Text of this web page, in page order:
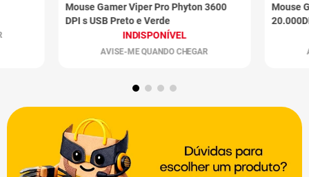
Mouse Gamer Viper Pro Phyton 3600
DPI s USB Preto e Verde
INDISPONÍVEL
AVISE-ME QUANDO CHEGAR
Mouse